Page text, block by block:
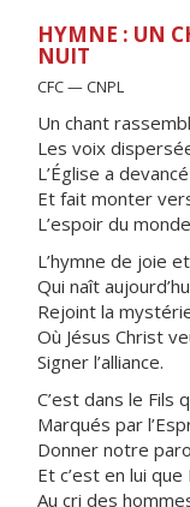
HYMNE : UN
NUIT
CFC — CNPL
Un chant
Les voix
L’Église a
Et fait monter
L’espoir du
L’hymne de joie
Qui naît
Rejoint la
Où Jésus Christ
Signer l’alliance.
C’est dans le Fils
Marqués par
Donner notre
Et c’est en lui
Au cri des